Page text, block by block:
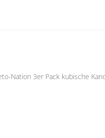
Nation 3er Pack kubische